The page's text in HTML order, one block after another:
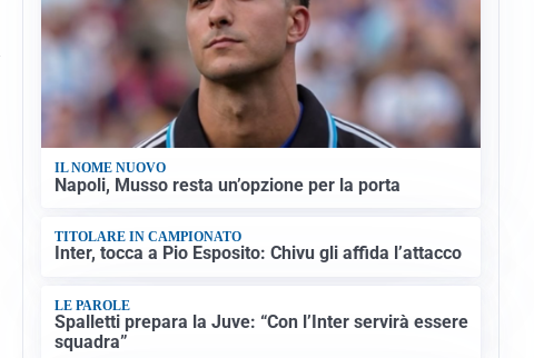
IL NOME NUOVO
Napoli, Musso resta un’opzione per la porta
TITOLARE IN CAMPIONATO
Inter, tocca a Pio Esposito: Chivu gli affida l’attacco
LE PAROLE
Spalletti prepara la Juve: “Con l’Inter servirà essere
squadra”